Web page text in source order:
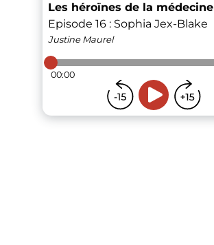
Les héroïnes de la médecine
Episode 16 : Sophia Jex-Blake
Justine Maurel
00:00
...